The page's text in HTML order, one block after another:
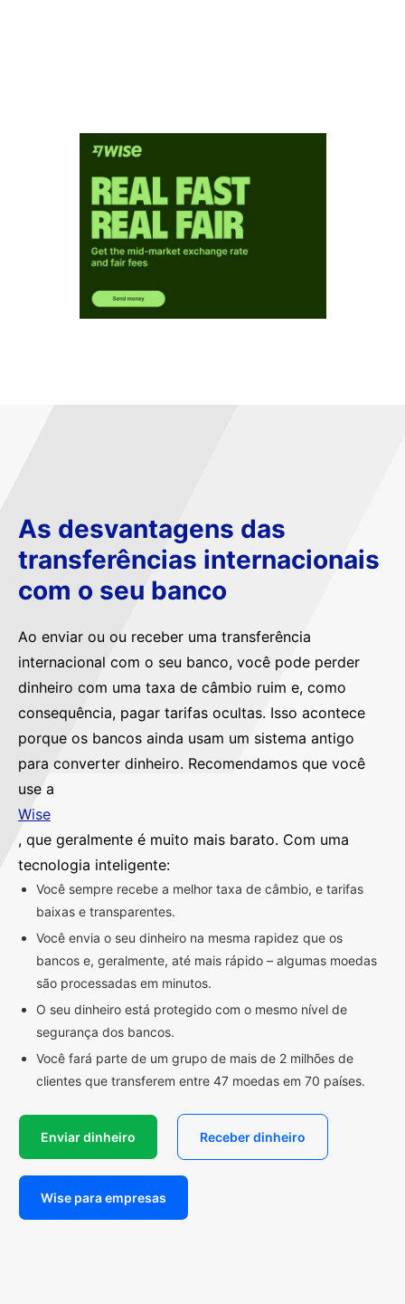
As desvantagens das
transferências internacionais
com o seu banco
Ao enviar ou ou receber uma transferência
internacional com o seu banco, você pode perder
dinheiro com uma taxa de câmbio ruim e, como
consequência, pagar tarifas ocultas. Isso acontece
porque os bancos ainda usam um sistema antigo
para converter dinheiro. Recomendamos que você
use a
Wise
, que geralmente é muito mais barato. Com uma
tecnologia inteligente:
Você sempre recebe a melhor taxa de câmbio, e tarifas
baixas e transparentes.
Você envia o seu dinheiro na mesma rapidez que os
bancos e, geralmente, até mais rápido – algumas moedas
são processadas em minutos.
O seu dinheiro está protegido com o mesmo nível de
segurança dos bancos.
Você fará parte de um grupo de mais de 2 milhões de
clientes que transferem entre 47 moedas em 70 países.
Enviar dinheiro Receber dinheiro
Wise para empresas